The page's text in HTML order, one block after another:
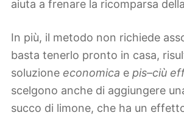
aiuta a frenare la ricomparsa
In più, il metodo non richiede
basta tenerlo pronto in casa,
soluzione economica e pis–ciù
scelgono anche di aggiungere
succo di limone, che ha un